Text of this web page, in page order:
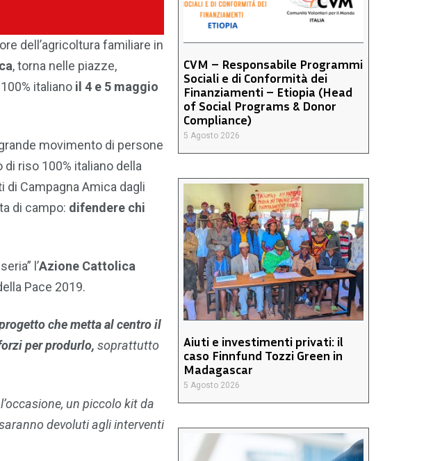
dell’agricoltura familiare in
, torna nelle piazze,
italiano il 4 e 5 maggio
movimento di persone
riso 100% italiano della
Campagna Amica dagli
di campo: difendere chi
l’Azione Cattolica
Pace 2019.
che metta al centro il
per produrlo, soprattutto
un piccolo kit da
devoluti agli interventi
CVM – Responsabile Programmi
Sociali e di Conformità dei
Finanziamenti – Etiopia (Head
of Social Programs & Donor
Compliance)
5 Agosto 2026
Aiuti e investimenti privati: il
caso Finnfund Tozzi Green in
Madagascar
5 Agosto 2026